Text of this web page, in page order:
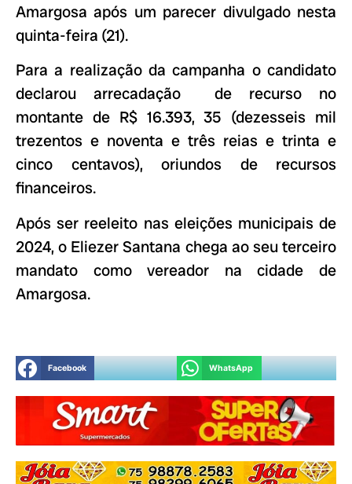
Amargosa após um parecer divulgado nesta
quinta-feira (21).
Para a realização da campanha o candidato
declarou arrecadação de recurso no
montante de R$ 16.393, 35 (dezesseis mil
trezentos e noventa e três reias e trinta e
cinco centavos), oriundos de recursos
financeiros.
Após ser reeleito nas eleições municipais de
2024, o Eliezer Santana chega ao seu terceiro
mandato como vereador na cidade de
Amargosa.
Facebook WhatsApp